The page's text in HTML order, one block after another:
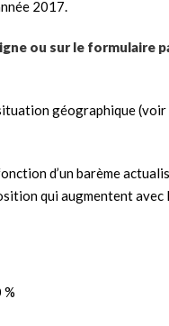
2017.
ou sur le formulaire
géographique
d’un barème
qui augmentent avec
%